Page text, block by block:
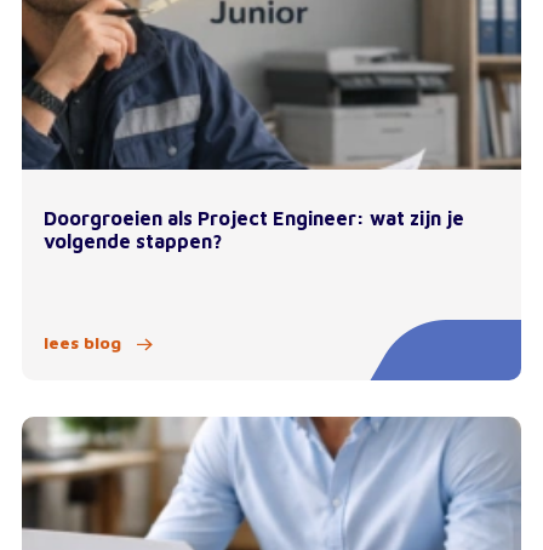
Doorgroeien als Project Engineer: wat zijn je
volgende stappen?
lees blog